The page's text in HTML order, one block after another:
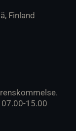
Finland
15.00